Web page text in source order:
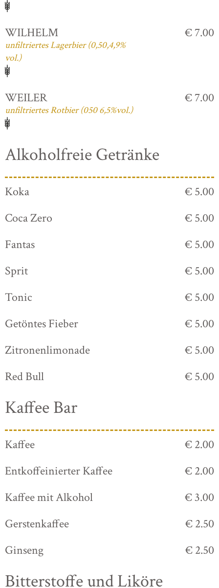
WILHELM
unfiltriertes Lagerbier (0,50,4,9%
vol.)
€ 7.00
WEILER
unfiltriertes Rotbier (050 6,5%vol.)
€ 7.00
Alkoholfreie Getränke
Koka
€ 5.00
Coca Zero
€ 5.00
Fantas
€ 5.00
Sprit
€ 5.00
Tonic
€ 5.00
Getöntes Fieber
€ 5.00
Zitronenlimonade
€ 5.00
Red Bull
€ 5.00
Kaffee Bar
Kaffee
€ 2.00
Entkoffeinierter Kaffee
€ 2.00
Kaffee mit Alkohol
€ 3.00
Gerstenkaffee
€ 2.50
Ginseng
€ 2.50
Bitterstoffe und Liköre